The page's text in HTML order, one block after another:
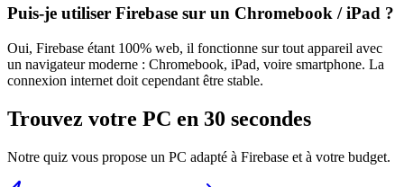
Puis-je utiliser Firebase sur un Chromebook / iPad ?
Oui, Firebase étant 100% web, il fonctionne sur tout appareil avec
un navigateur moderne : Chromebook, iPad, voire smartphone. La
connexion internet doit cependant être stable.
Trouvez votre PC en 30 secondes
Notre quiz vous propose un PC adapté à Firebase et à votre budget.